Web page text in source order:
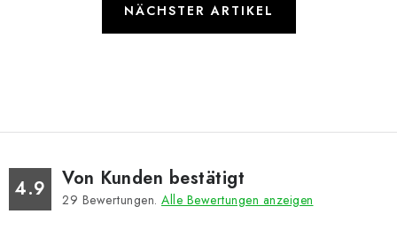
NÄCHSTER ARTIKEL
4.9 Von Kunden bestätigt
29 Bewertungen. Alle Bewertungen anzeigen